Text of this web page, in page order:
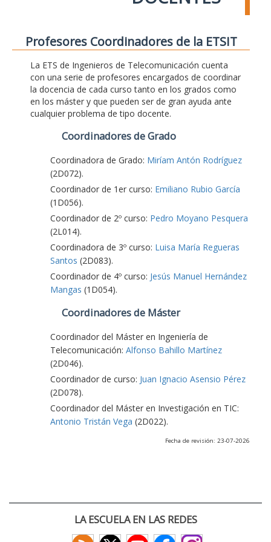
Profesores Coordinadores de la ETSIT
La ETS de Ingenieros de Telecomunicación cuenta
con una serie de profesores encargados de coordinar
la docencia de cada curso tanto en los grados como
en los máster y que pueden ser de gran ayuda ante
cualquier problema de tipo docente.
Coordinadores de Grado
Coordinadora de Grado: Miríam Antón Rodríguez
(2D072).
Coordinador de 1er curso: Emiliano Rubio García
(1D056).
Coordinador de 2º curso: Pedro Moyano Pesquera
(2L014).
Coordinadora de 3º curso: Luisa María Regueras
Santos (2D083).
Coordinador de 4º curso: Jesús Manuel Hernández
Mangas (1D054).
Coordinadores de Máster
Coordinador del Máster en Ingeniería de
Telecomunicación: Alfonso Bahillo Martínez
(2D046).
Coordinador de curso: Juan Ignacio Asensio Pérez
(2D078).
Coordinador del Máster en Investigación en TIC:
Antonio Tristán Vega (2D022).
Fecha de revisión: 23-07-2026
LA ESCUELA EN LAS REDES